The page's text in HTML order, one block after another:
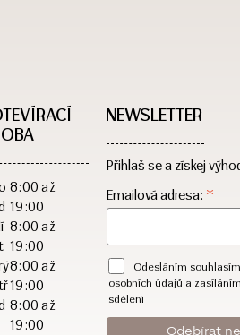
8:00 až
19:00
8:00 až
19:00
8:00 až
19:00
8:00 až
19:00
NEWSLETTER
Přihlaš se a získej
Emailová adresa: *
Odesláním
osobních údajů a
sdělení